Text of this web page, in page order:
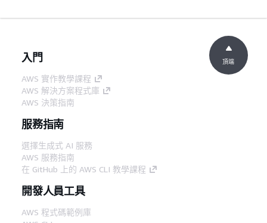
入門
AWS 實作教學課程
AWS 解決方案程式庫
AWS 決策指南
服務指南
選擇生成式 AI 服務
AWS 服務指南
在 GitHub 上的 AWS CLI 教學課程
開發人員工具
AWS 程式碼範例庫
頂端